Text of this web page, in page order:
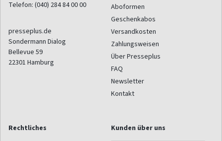
Telefon: (040) 284 84 00 00
presseplus.de
Sondermann Dialog
Bellevue 59
22301 Hamburg
Aboformen
Geschenkabos
Versandkosten
Zahlungsweisen
Über Presseplus
FAQ
Newsletter
Kontakt
Rechtliches
Kunden über uns